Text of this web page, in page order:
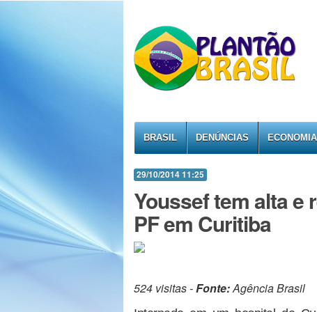
BRASIL DENÚNCIAS ECONOMIA
29/10/2014 11:25
Youssef tem alta e
PF em Curitiba
524 visitas -Fonte:Agência Brasil